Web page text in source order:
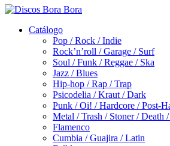
Catálogo
Pop / Rock / Indie
Rock’n’roll / Garage / Surf
Soul / Funk / Reggae / Ska
Jazz / Blues
Hip-hop / Rap / Trap
Psicodelia / Kraut / Dark
Punk / Oi! / Hardcore / Post-
Metal / Trash / Stoner / Death
Flamenco
Cumbia / Guajira / Latin